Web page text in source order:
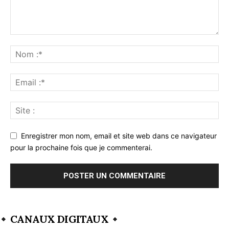
Enregistrer mon nom, email et site web dans ce navigateur
pour la prochaine fois que je commenterai.
CANAUX DIGITAUX